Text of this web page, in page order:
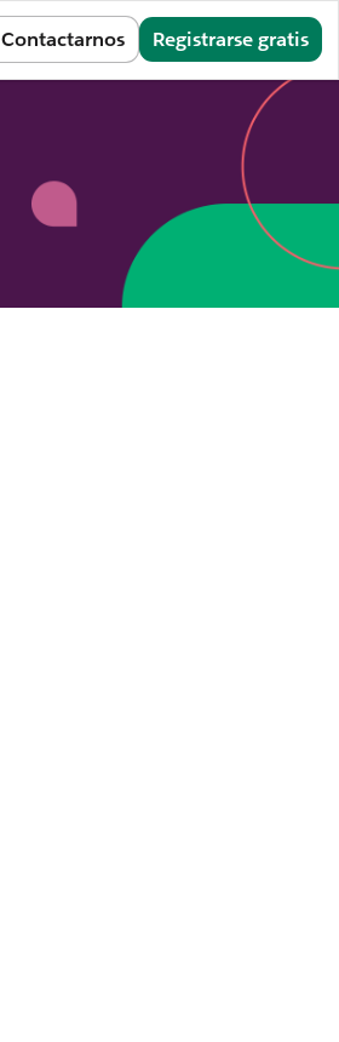
Contactarnos Registrarse gratis